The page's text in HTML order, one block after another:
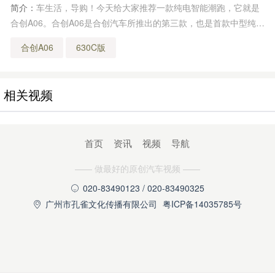
简介： 车生活，导购！今天给大家推荐一款纯电智能潮跑，它就是
合创A06。合创A06是合创汽车所推出的第三款，也是首款中型纯电
合创A06 630C版
相关视频
首页 资讯 视频 导航
—— 做最好的原创汽车视频 ——
 020-83490123 / 020-83490325
 广州市孔雀文化传播有限公司 粤ICP备14035785号